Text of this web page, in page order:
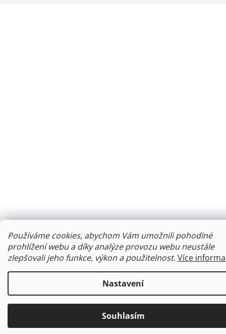
Používáme cookies, abychom Vám umožnili pohodlné
prohlížení webu a díky analýze provozu webu neustále
zlepšovali jeho funkce, výkon a použitelnost. Více
Nastavení
Souhlasím